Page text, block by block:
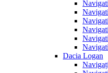
Dacia Logan